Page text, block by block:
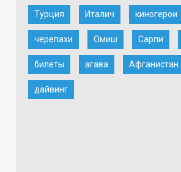
Турция Италич киногерои
черепахи Омиш Сарпи
билеты агава Афганистан
дайвинг